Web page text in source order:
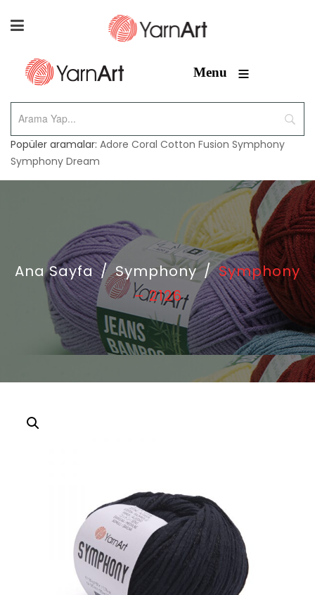
Menu ≡
Popüler aramalar: Adore Coral Cotton Fusion Symphony
Symphony Dream
Ana Sayfa / Symphony / Symphony
– 2126